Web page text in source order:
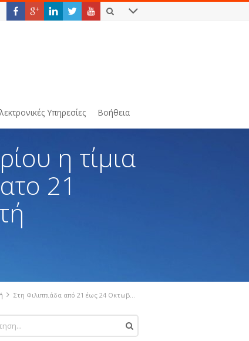
Υπηρεσίες Βοήθεια
η τίμια
21
Στη Φιλιππιάδα από 21 έως 24 Οκτωβρίου η τίμια κάρα του Αγίου Βησσαρίωνα. Το Σάββατο 21 Οκτωβρίου στις 5 το απόγευμα η τελετή υποδοχής στο Δημαρχείο.